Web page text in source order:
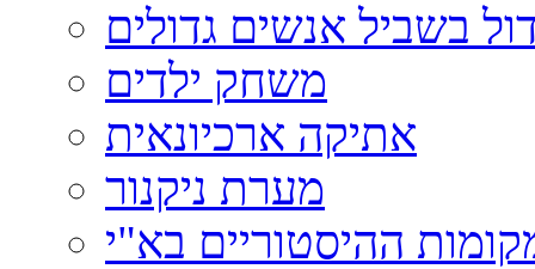
בשביל אנשים גדולים
משחק ילדים
אתיקה ארכיונאית
מערת ניקנור
ההיסטוריים בא"י